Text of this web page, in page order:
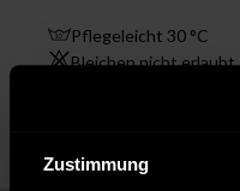
Zustimmung
Pflegeleicht 30 °C
Bleichen nicht erlaubt